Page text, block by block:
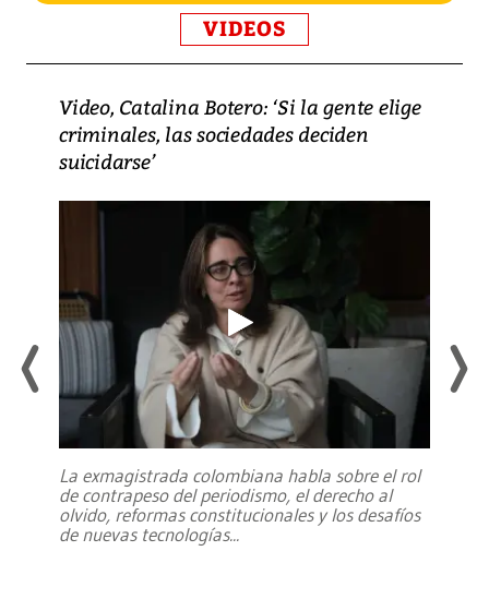
VIDEOS
Video, Catalina Botero: ‘Si la gente elige
criminales, las sociedades deciden
suicidarse’
La exmagistrada colombiana habla sobre el rol
de contrapeso del periodismo, el derecho al
olvido, reformas constitucionales y los desafíos
de nuevas tecnologías...